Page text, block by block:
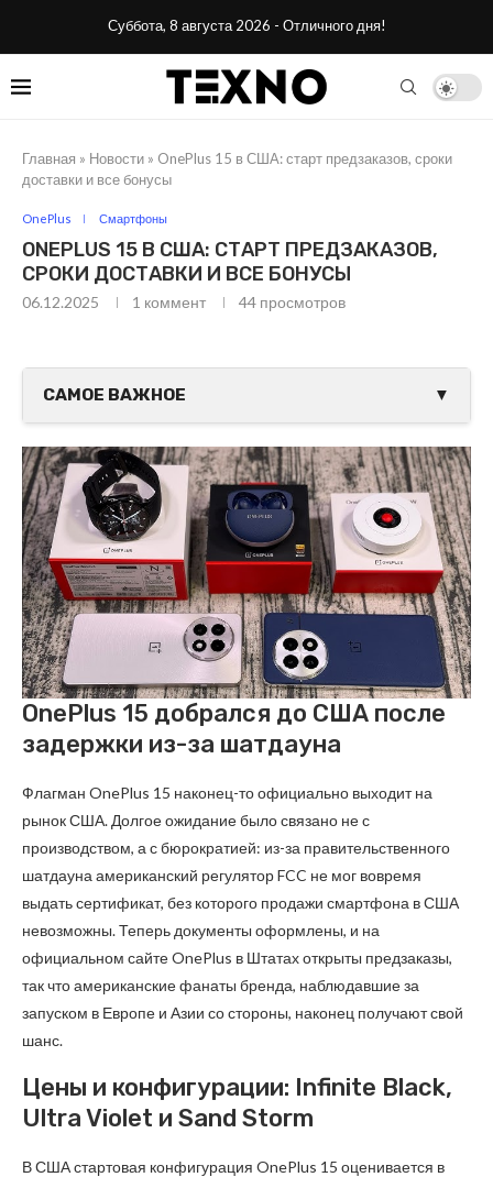
Суббота, 8 августа 2026 - Отличного дня!
Главная » Новости » OnePlus 15 в США: старт предзаказов, сроки
доставки и все бонусы
OnePlus Смартфоны
ONEPLUS 15 В США: СТАРТ ПРЕДЗАКАЗОВ,
СРОКИ ДОСТАВКИ И ВСЕ БОНУСЫ
06.12.2025 1 коммент 44 просмотров
САМОЕ ВАЖНОЕ ▼
OnePlus 15 добрался до США после
задержки из-за шатдауна
Флагман OnePlus 15 наконец-то официально выходит на
рынок США. Долгое ожидание было связано не с
производством, а с бюрократией: из-за правительственного
шатдауна американский регулятор FCC не мог вовремя
выдать сертификат, без которого продажи смартфона в США
невозможны. Теперь документы оформлены, и на
официальном сайте OnePlus в Штатах открыты предзаказы,
так что американские фанаты бренда, наблюдавшие за
запуском в Европе и Азии со стороны, наконец получают свой
шанс.
Цены и конфигурации: Infinite Black,
Ultra Violet и Sand Storm
В США стартовая конфигурация OnePlus 15 оценивается в